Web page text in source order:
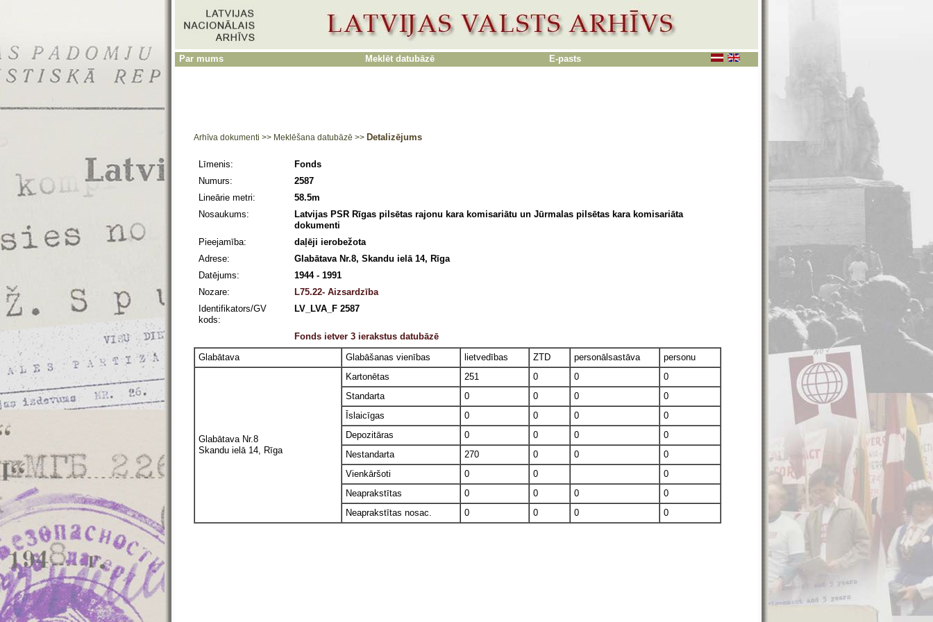
Par mums Meklēt datubāzē E-pasts
Arhīva dokumenti >> Meklēšana datubāzē >> Detalizējums
Līmenis:
Fonds
Numurs:
2587
Lineārie metri:
58.5m
Nosaukums:
Latvijas PSR Rīgas pilsētas rajonu kara komisariātu un Jūrmalas pilsētas kara komisariāta
dokumenti
Pieejamība:
daļēji ierobežota
Adrese:
Glabātava Nr.8, Skandu ielā 14, Rīga
Datējums:
1944 - 1991
Nozare:
L75.22- Aizsardzība
Identifikators/GV
kods:
LV_LVA_F 2587
Fonds ietver 3 ierakstus datubāzē
Glabātava
Glabāšanas vienības lietvedības ZTD personālsastāva personu
Glabātava Nr.8
Skandu ielā 14, Rīga
Kartonētas 251 0 0
0
Standarta
0 0 0
0
Īslaicīgas
0 0 0
0
Depozitāras
0 0 0
0
Nestandarta
270 0 0
0
Vienkāršoti
0 0
0
Neaprakstītas
0 0 0
0
Neaprakstītas nosac.
0 0 0 0